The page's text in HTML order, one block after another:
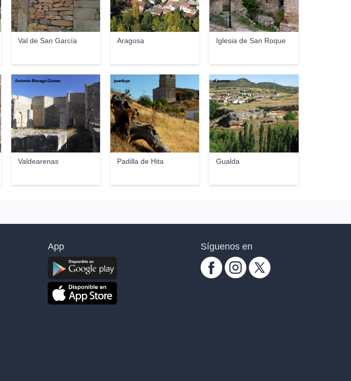
Val de San García Aragosa Iglesia de San Roque
Valdearenas
Antonio Moraga Gómez
Padilla de Hita
juanluys
Gualda
el juanan
App Síguenos en